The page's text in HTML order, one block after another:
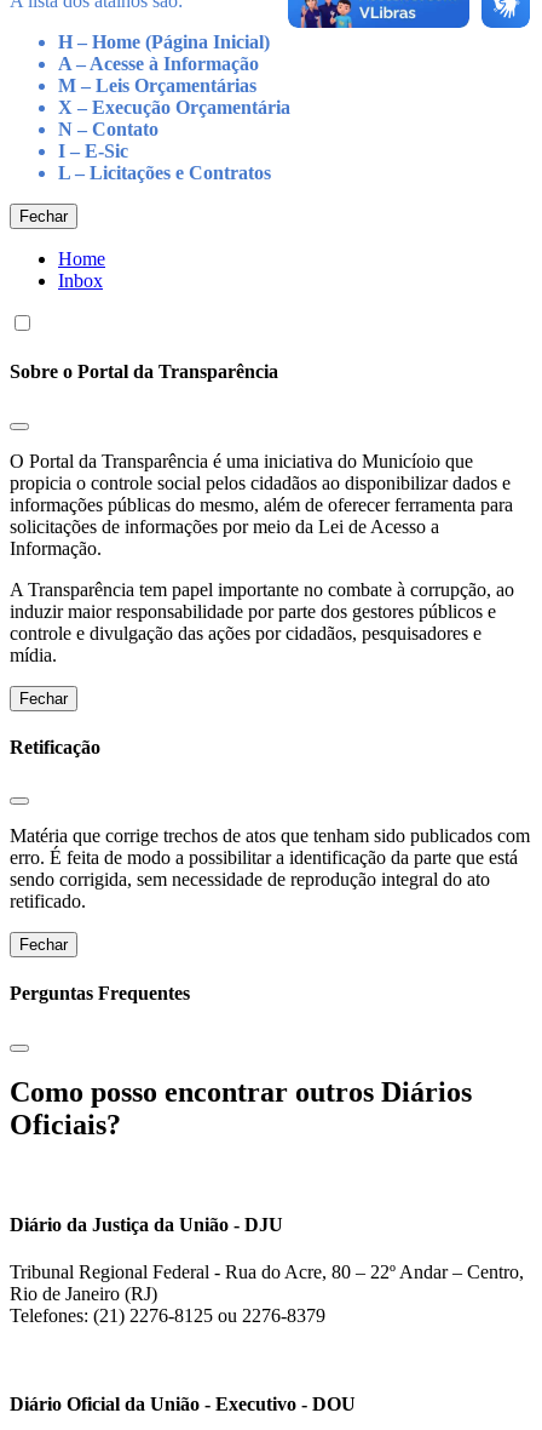
H – Home (Página Inicial)
A – Acesse à Informação
M – Leis Orçamentárias
X – Execução Orçamentária
N – Contato
I – E-Sic
L – Licitações e Contratos
Fechar
Home
Inbox
Sobre o Portal da Transparência
O Portal da Transparência é uma iniciativa do Municíoio que
propicia o controle social pelos cidadãos ao disponibilizar dados e
informações públicas do mesmo, além de oferecer ferramenta para
solicitações de informações por meio da Lei de Acesso a
Informação.
A Transparência tem papel importante no combate à corrupção, ao
induzir maior responsabilidade por parte dos gestores públicos e
controle e divulgação das ações por cidadãos, pesquisadores e
mídia.
Fechar
Retificação
Matéria que corrige trechos de atos que tenham sido publicados com
erro. É feita de modo a possibilitar a identificação da parte que está
sendo corrigida, sem necessidade de reprodução integral do ato
retificado.
Fechar
Perguntas Frequentes
Como posso encontrar outros Diários
Oficiais?
Diário da Justiça da União - DJU
Tribunal Regional Federal - Rua do Acre, 80 – 22º Andar – Centro,
Rio de Janeiro (RJ)
Telefones: (21) 2276-8125 ou 2276-8379
Diário Oficial da União - Executivo - DOU